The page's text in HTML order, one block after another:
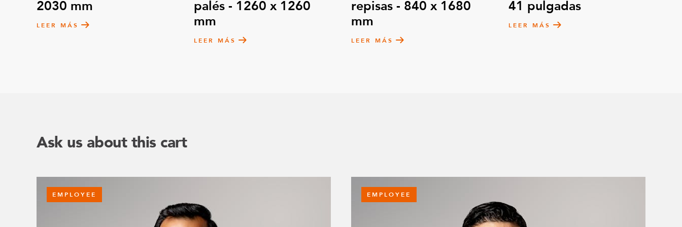
2030 mm
LEER MÁS
palés - 1260 x 1260
mm
LEER MÁS
repisas - 840 x 1680
mm
LEER MÁS
41 pulgadas
LEER MÁS
Ask us about this cart
EMPLOYEE EMPLOYEE